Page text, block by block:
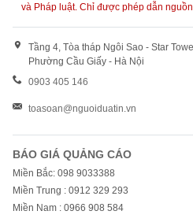
và Pháp luật. Chỉ được phép dẫn
Tầng 4, Tòa tháp Ngôi Sao - Star
Phường Cầu Giấy - Hà Nội
0903 405 146
toasoan@nguoiduatin.vn
BÁO GIÁ QUẢNG CÁO
Miền Bắc: 098 9033388
Miền Trung : 0912 329 293
Miền Nam : 0966 908 584